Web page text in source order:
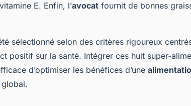
E. Enfin, l’avocat fournit de bonnes
sélectionné selon des critères rigoureux
positif sur la santé. Intégrer ces huit super-
d’optimiser les bénéfices d’une